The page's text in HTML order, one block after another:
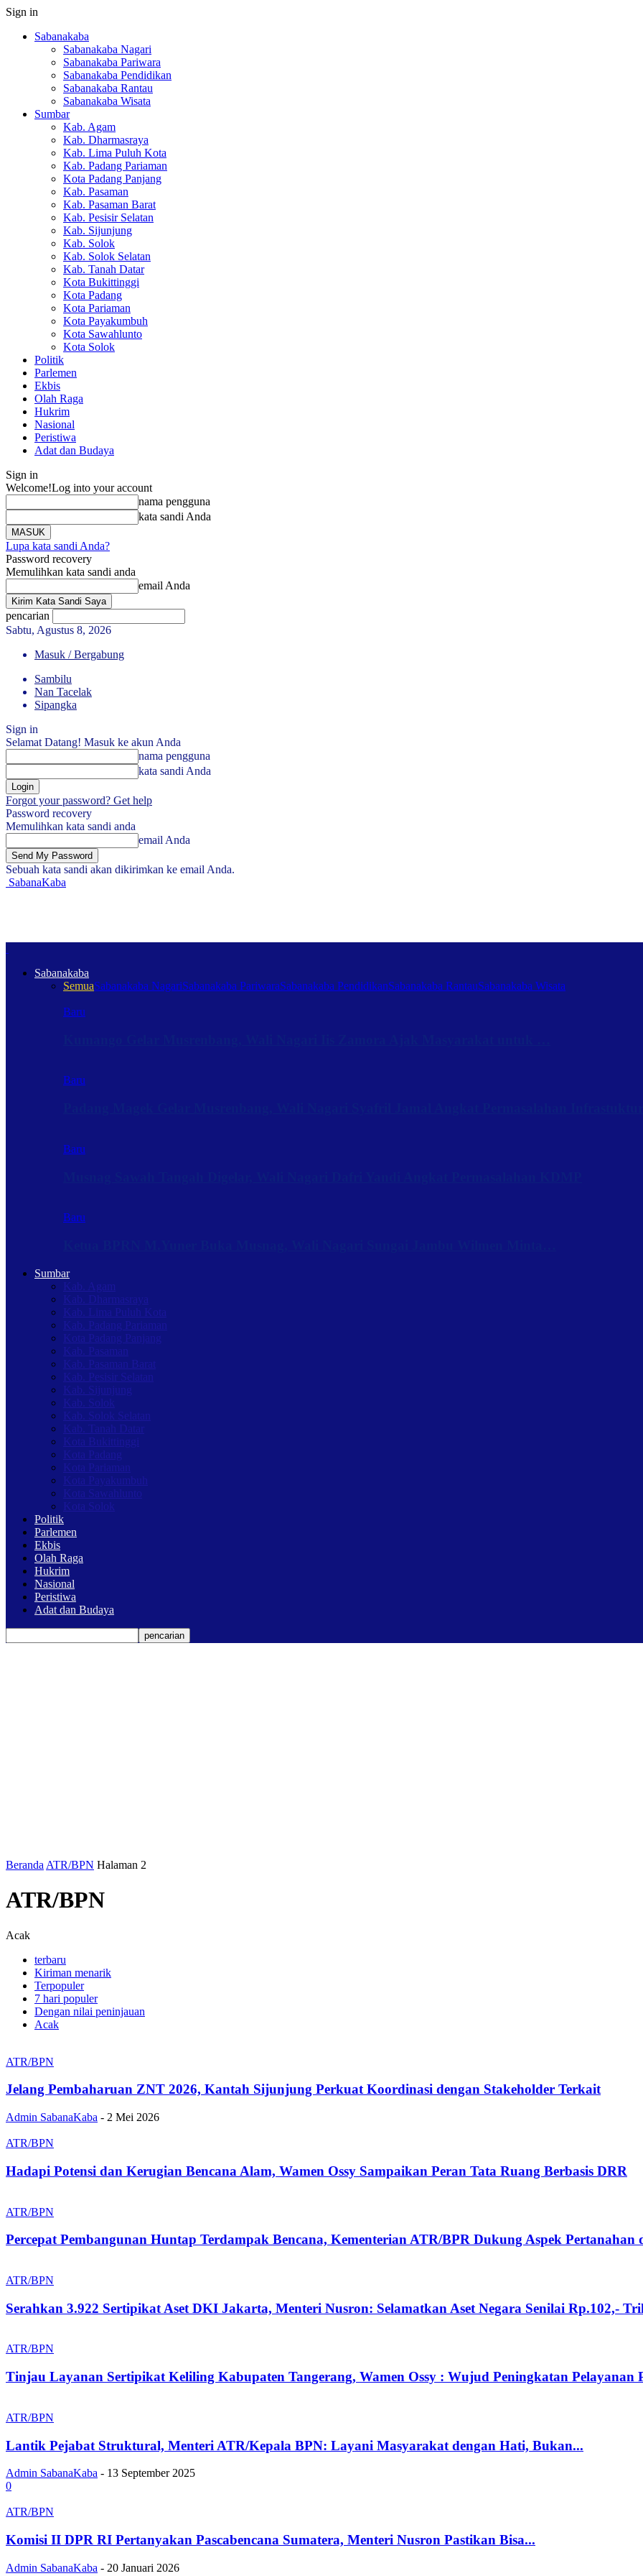
Sign in
Sabanakaba
Sabanakaba Nagari
Sabanakaba Pariwara
Sabanakaba Pendidikan
Sabanakaba Rantau
Sabanakaba Wisata
Sumbar
Kab. Agam
Kab. Dharmasraya
Kab. Lima Puluh Kota
Kab. Padang Pariaman
Kota Padang Panjang
Kab. Pasaman
Kab. Pasaman Barat
Kab. Pesisir Selatan
Kab. Sijunjung
Kab. Solok
Kab. Solok Selatan
Kab. Tanah Datar
Kota Bukittinggi
Kota Padang
Kota Pariaman
Kota Payakumbuh
Kota Sawahlunto
Kota Solok
Politik
Parlemen
Ekbis
Olah Raga
Hukrim
Nasional
Peristiwa
Adat dan Budaya
Sign in
Welcome!Log into your account
nama pengguna
kata sandi Anda
Lupa kata sandi Anda?
Password recovery
Memulihkan kata sandi anda
email Anda
pencarian
Sabtu, Agustus 8, 2026
Masuk / Bergabung
Sambilu
Nan Tacelak
Sipangka
Sign in
Selamat Datang! Masuk ke akun Anda
nama pengguna
kata sandi Anda
Forgot your password? Get help
Password recovery
Memulihkan kata sandi anda
email Anda
Sebuah kata sandi akan dikirimkan ke email Anda.
SabanaKaba
Sabanakaba
SemuaSabanakaba NagariSabanakaba PariwaraSabanakaba PendidikanSabanakaba RantauSabanakaba Wisata
Baru
Baru
Baru
Baru
Sumbar
Kab. Agam
Kab. Dharmasraya
Kab. Lima Puluh Kota
Kab. Padang Pariaman
Kota Padang Panjang
Kab. Pasaman
Kab. Pasaman Barat
Kab. Pesisir Selatan
Kab. Sijunjung
Kab. Solok
Kab. Solok Selatan
Kab. Tanah Datar
Kota Bukittinggi
Kota Padang
Kota Pariaman
Kota Payakumbuh
Kota Sawahlunto
Kota Solok
Politik
Parlemen
Ekbis
Olah Raga
Hukrim
Nasional
Peristiwa
Adat dan Budaya
Beranda ATR/BPN Halaman 2
ATR/BPN
Acak
terbaru
Kiriman menarik
Terpopuler
7 hari populer
Dengan nilai peninjauan
Acak
ATR/BPN
Jelang Pembaharuan ZNT 2026, Kantah Sijunjung Perkuat Koordinasi dengan Stakeholder Terkait
Admin SabanaKaba - 2 Mei 2026
ATR/BPN
Hadapi Potensi dan Kerugian Bencana Alam, Wamen Ossy Sampaikan Peran Tata Ruang Berbasis DRR
ATR/BPN
Percepat Pembangunan Huntap Terdampak Bencana, Kementerian ATR/BPR Dukung Aspek Pertanahan
ATR/BPN
Serahkan 3.922 Sertipikat Aset DKI Jakarta, Menteri Nusron: Selamatkan Aset Negara Senilai Rp.102,-
ATR/BPN
Tinjau Layanan Sertipikat Keliling Kabupaten Tangerang, Wamen Ossy : Wujud Peningkatan Pelayanan
ATR/BPN
Lantik Pejabat Struktural, Menteri ATR/Kepala BPN: Layani Masyarakat dengan Hati, Bukan...
Admin SabanaKaba - 13 September 2025
0
ATR/BPN
Komisi II DPR RI Pertanyakan Pascabencana Sumatera, Menteri Nusron Pastikan Bisa...
Admin SabanaKaba - 20 Januari 2026